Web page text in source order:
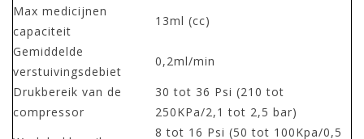
Max medicijnen
capaciteit
13ml (cc)
Gemiddelde
verstuivingsdebiet
0,2ml/min
Drukbereik van de
compressor
30 tot 36 Psi (210 tot
250KPa/2,1 tot 2,5 bar)
8 tot 16 Psi (50 tot 100Kpa/0,5